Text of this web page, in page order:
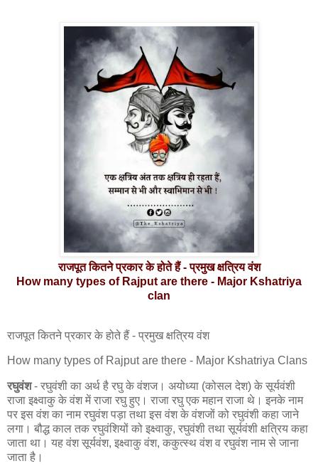
राजपूत कितने प्रकार के होते हैं - प्रमुख क्षत्रिय वंश
How many types of Rajput are there - Major Kshatriya
clan
राजपूत कितने प्रकार के होते हैं - प्रमुख क्षत्रिय वंश
How many types of Rajput are there - Major Kshatriya Clans
रघुवंश- रघुवंशी का अर्थ है रघु के वंशज। अयोध्या (कोसल देश) के सूर्यवंशी
राजा इक्ष्वाकु के वंश में राजा रघु हुए। राजा रघु एक महान राजा थे। इनके नाम
पर इस वंश का नाम रघुवंश पड़ा तथा इस वंश के वंशजों को रघुवंशी कहा जाने
लगा। बौद्ध काल तक रघुवंशियों को इक्ष्वाकु, रघुवंशी तथा सूर्यवंशी क्षत्रिय कहा
जाता था। यह वंश सूर्यवंश, इक्ष्वाकु वंश, ककुत्स्थ वंश व रघुवंश नाम से जाना
जाता है।